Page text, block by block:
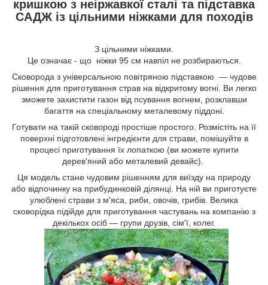
кришкою з неіржавкої сталі та підставка
САДЖ із цільними ніжками для походів
З цільними ніжками.
Це означає - що ніжки 95 см навпіл не розбираються.
Сковорода з універсальною повітряною підставкою — чудове
рішення для приготування страв на відкритому вогні. Ви легко
зможете захистити газон від псування вогнем, розклавши
багаття на спеціальному металевому піддоні.
Готувати на такій сковороді простіше простого. Розмістіть на її
поверхні підготовлені інгредієнти для страви, помішуйте в
процесі приготування їх лопаткою (ви можете купити
дерев'яний або металевий девайс).
Ця модель стане чудовим рішенням для виїзду на природу
або відпочинку на прибудинковій ділянці. На ній ви приготуєте
улюблені страви з м'яса, риби, овочів, грибів. Велика
сковорідка підійде для приготування частувань на компанію з
декількох осіб — групи друзів, сім'ї, колег.